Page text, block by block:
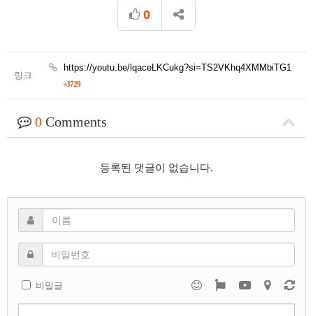
0
링크
https://youtu.be/lqaceLKCukg?si=TS2VKhq4XMMbiTG1
+3729
0 Comments
등록된 댓글이 없습니다.
비밀글